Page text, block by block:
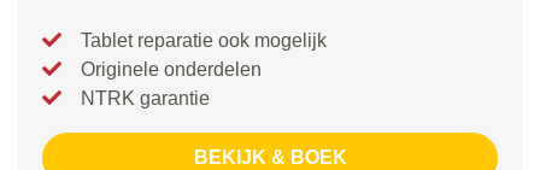
Tablet reparatie ook mogelijk
Originele onderdelen
NTRK garantie
BEKIJK & BOEK